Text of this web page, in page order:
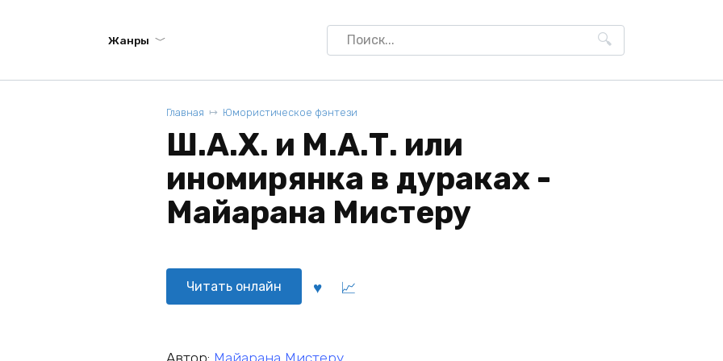
Жанры
Search
for:
Главная Юмористическое фэнтези
Ш.А.Х. и М.А.Т. или
иномирянка в дураках -
Майарана Мистеру
Читать онлайн
Автор: Майарана Мистеру